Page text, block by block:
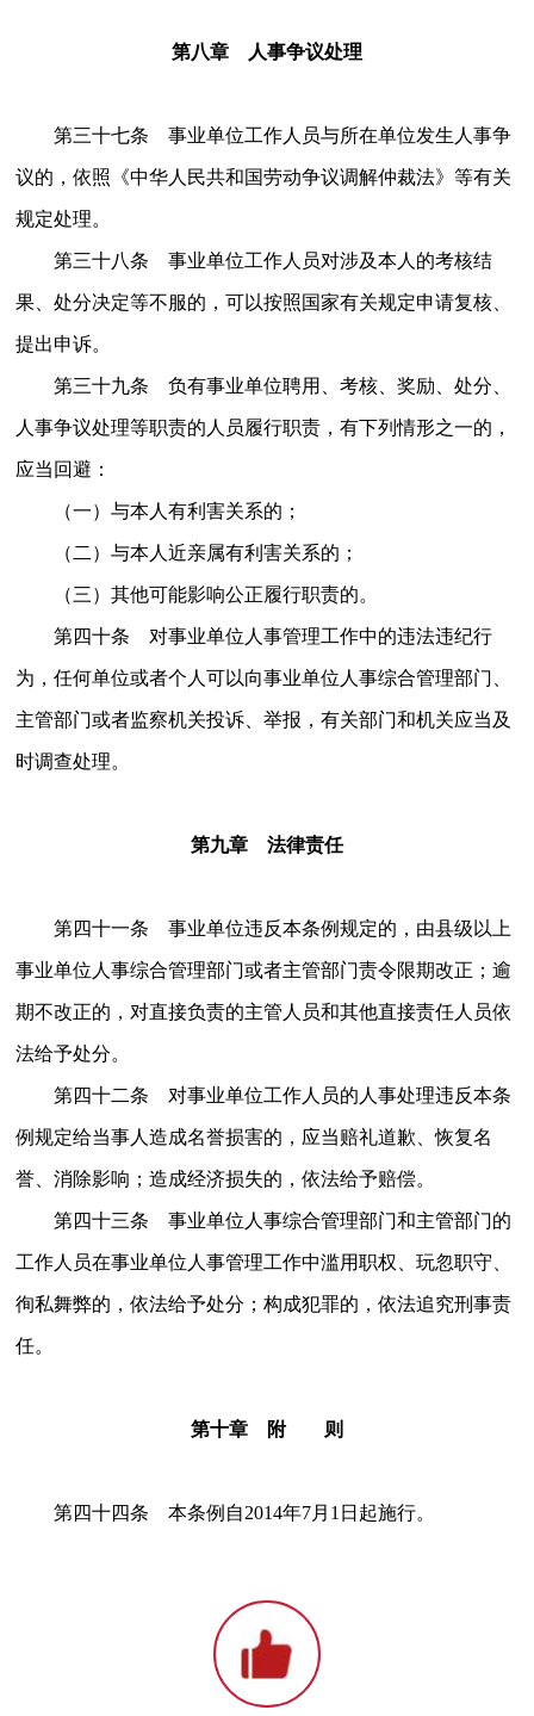
第八章 人事争议处理
第三十七条 事业单位工作人员与所在单位发生人事争
议的，依照《中华人民共和国劳动争议调解仲裁法》等有关
规定处理。
第三十八条 事业单位工作人员对涉及本人的考核结
果、处分决定等不服的，可以按照国家有关规定申请复核、
提出申诉。
第三十九条 负有事业单位聘用、考核、奖励、处分、
人事争议处理等职责的人员履行职责，有下列情形之一的，
应当回避：
（一）与本人有利害关系的；
（二）与本人近亲属有利害关系的；
（三）其他可能影响公正履行职责的。
第四十条 对事业单位人事管理工作中的违法违纪行
为，任何单位或者个人可以向事业单位人事综合管理部门、
主管部门或者监察机关投诉、举报，有关部门和机关应当及
时调查处理。
第九章 法律责任
第四十一条 事业单位违反本条例规定的，由县级以上
事业单位人事综合管理部门或者主管部门责令限期改正；逾
期不改正的，对直接负责的主管人员和其他直接责任人员依
法给予处分。
第四十二条 对事业单位工作人员的人事处理违反本条
例规定给当事人造成名誉损害的，应当赔礼道歉、恢复名
誉、消除影响；造成经济损失的，依法给予赔偿。
第四十三条 事业单位人事综合管理部门和主管部门的
工作人员在事业单位人事管理工作中滥用职权、玩忽职守、
徇私舞弊的，依法给予处分；构成犯罪的，依法追究刑事责
任。
第十章 附 则
第四十四条 本条例自2014年7月1日起施行。